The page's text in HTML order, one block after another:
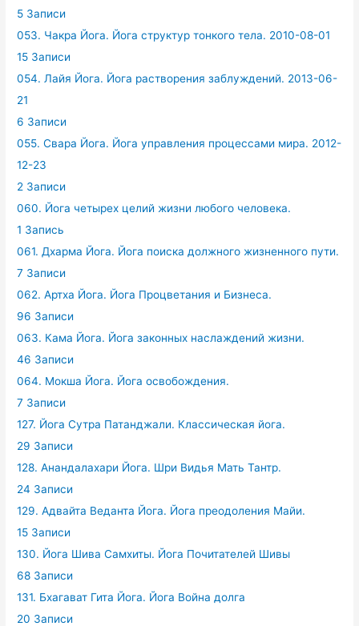
5 Записи
053. Чакра Йога. Йога структур тонкого тела. 2010-08-01
15 Записи
054. Лайя Йога. Йога растворения заблуждений. 2013-06-
21
6 Записи
055. Свара Йога. Йога управления процессами мира. 2012-
12-23
2 Записи
060. Йога четырех целий жизни любого человека.
1 Запись
061. Дхарма Йога. Йога поиска должного жизненного пути.
7 Записи
062. Артха Йога. Йога Процветания и Бизнеса.
96 Записи
063. Кама Йога. Йога законных наслаждений жизни.
46 Записи
064. Мокша Йога. Йога освобождения.
7 Записи
127. Йога Сутра Патанджали. Классическая йога.
29 Записи
128. Анандалахари Йога. Шри Видья Мать Тантр.
24 Записи
129. Адвайта Веданта Йога. Йога преодоления Майи.
15 Записи
130. Йога Шива Самхиты. Йога Почитателей Шивы
68 Записи
131. Бхагават Гита Йога. Йога Война долга
20 Записи